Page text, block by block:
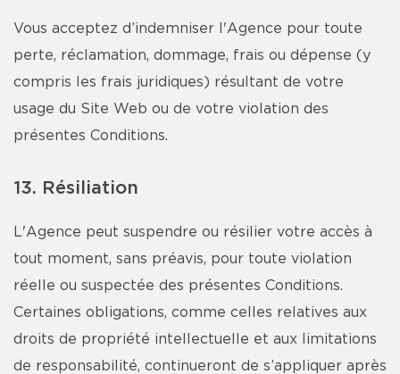
Vous acceptez d’indemniser l'Agence pour toute
perte, réclamation, dommage, frais ou dépense (y
compris les frais juridiques) résultant de votre
usage du Site Web ou de votre violation des
présentes Conditions.
13. Résiliation
L'Agence peut suspendre ou résilier votre accès à
tout moment, sans préavis, pour toute violation
réelle ou suspectée des présentes Conditions.
Certaines obligations, comme celles relatives aux
droits de propriété intellectuelle et aux limitations
de responsabilité, continueront de s’appliquer après